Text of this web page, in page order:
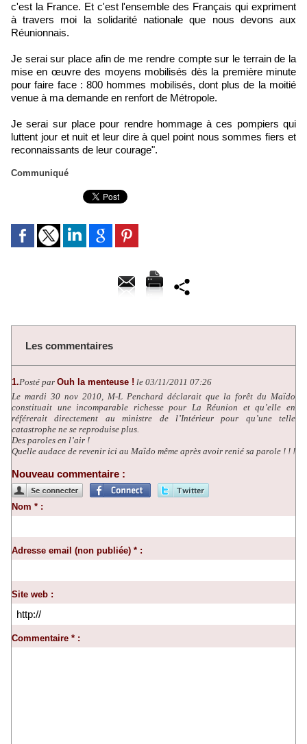
c'est la France. Et c'est l'ensemble des Français qui expriment
à travers moi la solidarité nationale que nous devons aux
Réunionnais.
Je serai sur place afin de me rendre compte sur le terrain de la
mise en œuvre des moyens mobilisés dès la première minute
pour faire face : 800 hommes mobilisés, dont plus de la moitié
venue à ma demande en renfort de Métropole.
Je serai sur place pour rendre hommage à ces pompiers qui
luttent jour et nuit et leur dire à quel point nous sommes fiers et
reconnaissants de leur courage".
Communiqué
Les commentaires
1.Posté par Ouh la menteuse ! le 03/11/2011 07:26
Le mardi 30 nov 2010, M-L Penchard déclarait que la forêt du Maïdo
constituait une incomparable richesse pour La Réunion et qu’elle en
référerait directement au ministre de l’Intérieur pour qu’une telle
catastrophe ne se reproduise plus.
Des paroles en l’air !
Quelle audace de revenir ici au Maïdo même après avoir renié sa parole ! ! !
Nouveau commentaire :
Nom * :
Adresse email (non publiée) * :
Site web :
Commentaire * :